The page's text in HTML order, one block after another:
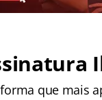
que mais